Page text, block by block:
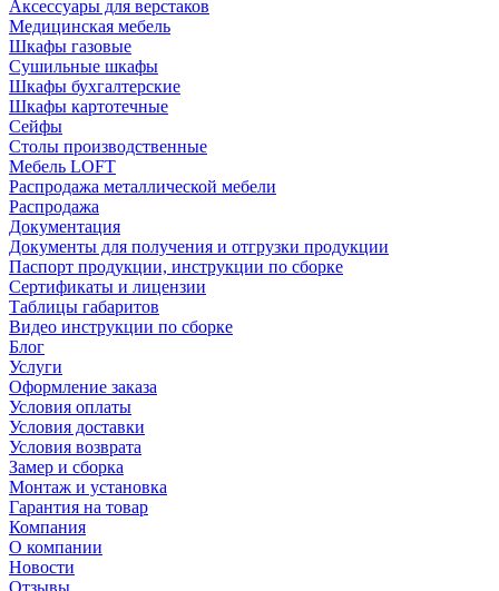
Аксессуары для верстаков
Медицинская мебель
Шкафы газовые
Сушильные шкафы
Шкафы бухгалтерские
Шкафы картотечные
Сейфы
Столы производственные
Мебель LOFT
Распродажа металлической мебели
Распродажа
Документация
Документы для получения и отгрузки продукции
Паспорт продукции, инструкции по сборке
Сертификаты и лицензии
Таблицы габаритов
Видео инструкции по сборке
Блог
Услуги
Оформление заказа
Условия оплаты
Условия доставки
Условия возврата
Замер и сборка
Монтаж и установка
Гарантия на товар
Компания
О компании
Новости
Отзывы